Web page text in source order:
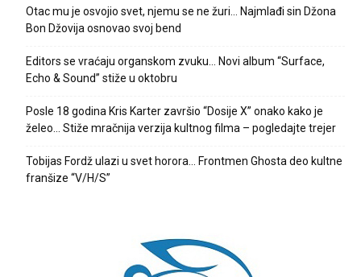
Otac mu je osvojio svet, njemu se ne žuri… Najmlađi sin Džona
Bon Džovija osnovao svoj bend
Editors se vraćaju organskom zvuku… Novi album “Surface,
Echo & Sound” stiže u oktobru
Posle 18 godina Kris Karter završio “Dosije X” onako kako je
želeo… Stiže mračnija verzija kultnog filma – pogledajte trejer
Tobijas Fordž ulazi u svet horora… Frontmen Ghosta deo kultne
franšize “V/H/S”